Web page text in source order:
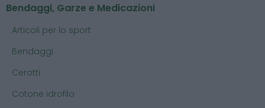
Bendaggi, Garze e Medicazioni
Articoli per lo sport
Bendaggi
Cerotti
Cotone idrofilo